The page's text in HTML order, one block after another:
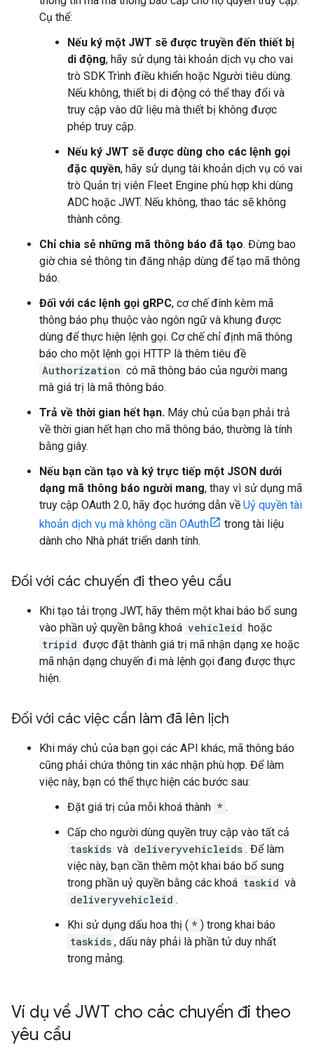
Cụ thể:
Nếu ký một JWT sẽ được truyền đến thiết bị
di động, hãy sử dụng tài khoản dịch vụ cho vai
trò SDK Trình điều khiển hoặc Người tiêu dùng.
Nếu không, thiết bị di động có thể thay đổi và
truy cập vào dữ liệu mà thiết bị không được
phép truy cập.
Nếu ký JWT sẽ được dùng cho các lệnh gọi
đặc quyền, hãy sử dụng tài khoản dịch vụ có vai
trò Quản trị viên Fleet Engine phù hợp khi dùng
ADC hoặc JWT. Nếu không, thao tác sẽ không
thành công.
Chỉ chia sẻ những mã thông báo đã tạo. Đừng bao
giờ chia sẻ thông tin đăng nhập dùng để tạo mã thông
báo.
Đối với các lệnh gọi gRPC, cơ chế đính kèm mã
thông báo phụ thuộc vào ngôn ngữ và khung được
dùng để thực hiện lệnh gọi. Cơ chế chỉ định mã thông
báo cho một lệnh gọi HTTP là thêm tiêu đề
Authorization có mã thông báo của người mang
mà giá trị là mã thông báo.
Trả về thời gian hết hạn. Máy chủ của bạn phải trả
về thời gian hết hạn cho mã thông báo, thường là tính
bằng giây.
Nếu bạn cần tạo và ký trực tiếp một JSON dưới
dạng mã thông báo người mang, thay vì sử dụng mã
truy cập OAuth 2.0, hãy đọc hướng dẫn về Uỷ quyền tài
khoản dịch vụ mà không cần OAuth
trong tài liệu
dành cho Nhà phát triển danh tính.
Đối với các chuyến đi theo yêu cầu
Khi tạo tải trọng JWT, hãy thêm một khai báo bổ sung
vào phần uỷ quyền bằng khoá vehicleid hoặc
tripid được đặt thành giá trị mã nhận dạng xe hoặc
mã nhận dạng chuyến đi mà lệnh gọi đang được thực
hiện.
Đối với các việc cần làm đã lên lịch
Khi máy chủ của bạn gọi các API khác, mã thông báo
cũng phải chứa thông tin xác nhận phù hợp. Để làm
việc này, bạn có thể thực hiện các bước sau:
Đặt giá trị của mỗi khoá thành * .
Cấp cho người dùng quyền truy cập vào tất cả
taskids và deliveryvehicleids . Để làm
việc này, bạn cần thêm một khai báo bổ sung
trong phần uỷ quyền bằng các khoá taskid và
deliveryvehicleid .
Khi sử dụng dấu hoa thị ( * ) trong khai báo
taskids , dấu này phải là phần tử duy nhất
trong mảng.
Ví dụ về JWT cho các chuyến đi theo
yêu cầu